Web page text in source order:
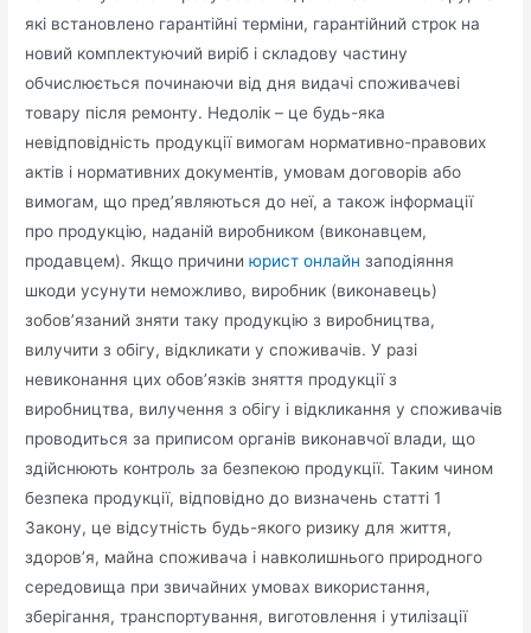
які встановлено гарантійні терміни, гарантійний строк на
новий комплектуючий виріб і складову частину
обчислюється починаючи від дня видачі споживачеві
товару після ремонту. Недолік – це будь-яка
невідповідність продукції вимогам нормативно-правових
актів і нормативних документів, умовам договорів або
вимогам, що пред’являються до неї, а також інформації
про продукцію, наданій виробником (виконавцем,
продавцем). Якщо причиниюрист онлайн заподіяння
шкоди усунути неможливо, виробник (виконавець)
зобов’язаний зняти таку продукцію з виробництва,
вилучити з обігу, відкликати у споживачів. У разі
невиконання цих обов’язків зняття продукції з
виробництва, вилучення з обігу і відкликання у споживачів
проводиться за приписом органів виконавчої влади, що
здійснюють контроль за безпекою продукції. Таким чином
безпека продукції, відповідно до визначень статті 1
Закону, це відсутність будь-якого ризику для життя,
здоров’я, майна споживача і навколишнього природного
середовища при звичайних умовах використання,
зберігання, транспортування, виготовлення і утилізації